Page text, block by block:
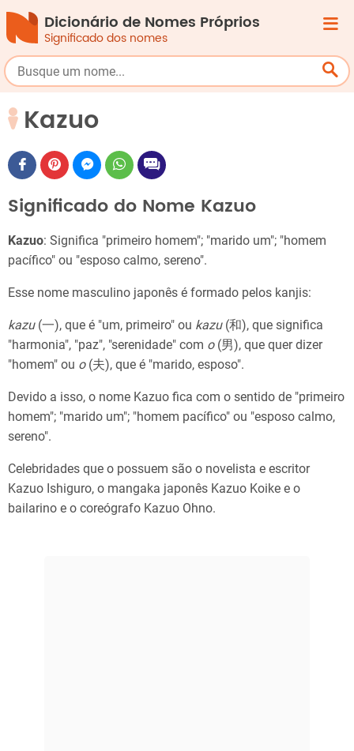
Dicionário de Nomes Próprios
Significado dos nomes
Kazuo
Significado do Nome Kazuo
Kazuo: Significa "primeiro homem"; "marido um"; "homem
pacífico" ou "esposo calmo, sereno".
Esse nome masculino japonês é formado pelos kanjis:
kazu(一), que é "um, primeiro" ou kazu(和), que significa
"harmonia", "paz", "serenidade" com o (男), que quer dizer
"homem" ou o (夫), que é "marido, esposo".
Devido a isso, o nome Kazuo fica com o sentido de "primeiro
homem"; "marido um"; "homem pacífico" ou "esposo calmo,
sereno".
Celebridades que o possuem são o novelista e escritor
Kazuo Ishiguro, o mangaka japonês Kazuo Koike e o
bailarino e o coreógrafo Kazuo Ohno.